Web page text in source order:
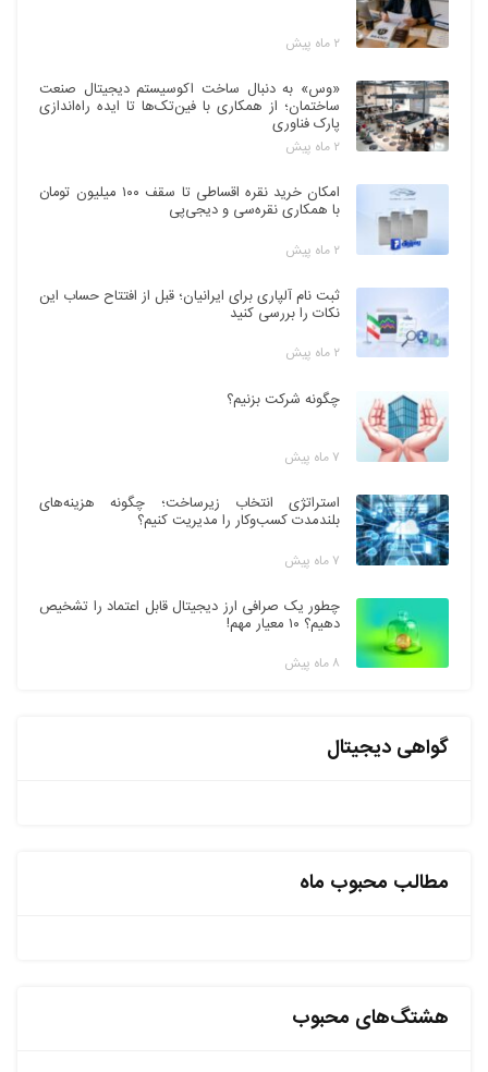
۲ ماه پیش
«وس» به دنبال ساخت اکوسیستم دیجیتال صنعت
ساختمان؛ از همکاری با فین‌تک‌ها تا ایده راه‌اندازی
پارک فناوری
۲ ماه پیش
امکان خرید نقره اقساطی تا سقف ۱۰۰ میلیون تومان
با همکاری نقره‌سی و دیجی‌پی
۲ ماه پیش
ثبت نام آلپاری برای ایرانیان؛ قبل از افتتاح حساب این
نکات را بررسی کنید
۲ ماه پیش
چگونه شرکت بزنیم؟
۷ ماه پیش
استراتژی انتخاب زیرساخت؛ چگونه هزینه‌های
بلندمدت کسب‌وکار را مدیریت کنیم؟
۷ ماه پیش
چطور یک صرافی ارز دیجیتال قابل اعتماد را تشخیص
دهیم؟ ۱۰ معیار مهم!
۸ ماه پیش
گواهی دیجیتال
مطالب محبوب ماه
هشتگ‌های محبوب